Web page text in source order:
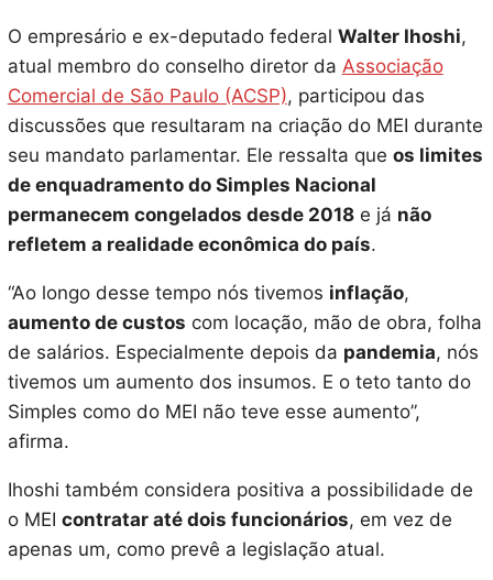
O empresário e ex-deputado federal Walter Ihoshi,
atual membro do conselho diretor da Associação
Comercial de São Paulo (ACSP), participou das
discussões que resultaram na criação do MEI durante
seu mandato parlamentar. Ele ressalta que os limites
de enquadramento do Simples Nacional
permanecem congelados desde 2018e já não
refletem a realidade econômica do país.
“Ao longo desse tempo nós tivemos inflação,
aumento de custos com locação, mão de obra, folha
de salários. Especialmente depois da pandemia, nós
tivemos um aumento dos insumos. E o teto tanto do
Simples como do MEI não teve esse aumento”,
afirma.
Ihoshi também considera positiva a possibilidade de
o MEI contratar até dois funcionários, em vez de
apenas um, como prevê a legislação atual.